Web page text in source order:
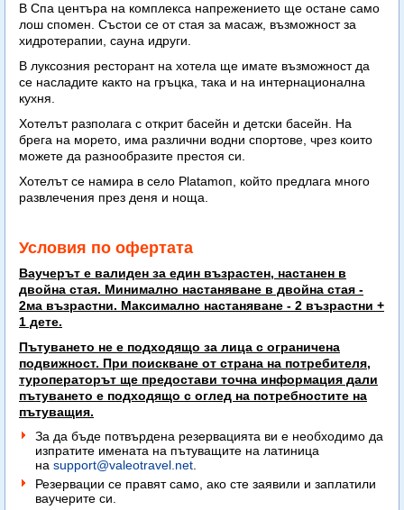
В Спа центъра на комплекса напрежението ще остане само
лош спомен. Състои се от стая за масаж, възможност за
хидротерапии, сауна идруги.
В луксозния ресторант на хотела ще имате възможност да
се насладите както на гръцка, така и на интернационална
кухня.
Хотелът разполага с открит басейн и детски басейн. На
брега на морето, има различни водни спортове, чрез които
можете да разнообразите престоя си.
Хотелът се намира в село Platamoп, който предлага много
развлечения през деня и ноща.
Условия по офертата
Ваучерът е валиден за един възрастен, настанен в
двойна стая. Минимално настаняване в двойна стая -
2ма възрастни. Максимално настаняване - 2 възрастни +
1 дете.
Пътуването не е подходящо за лица с ограничена
подвижност. При поискване от страна на потребителя,
туроператорът ще предостави точна информация дали
пътуването е подходящо с оглед на потребностите на
пътуващия.
За да бъде потвърдена резервацията ви е необходимо да
изпратите имената на пътуващите на латиница
на support@valeotravel.net
Резервации се правят само, ако сте заявили и заплатили
ваучерите си.